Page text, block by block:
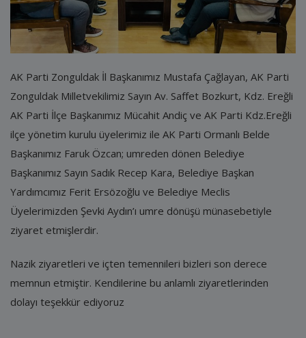
İletişim
Giriş
Kayıt
AK Parti Zonguldak İl Başkanımız Mustafa Çağlayan, AK Parti
Zonguldak Milletvekilimiz Sayın Av. Saffet Bozkurt, Kdz. Ereğli
AK Parti İlçe Başkanımız Mücahit Andiç ve AK Parti Kdz.Ereğli
ilçe yönetim kurulu üyelerimiz ile AK Parti Ormanlı Belde
Başkanımız Faruk Özcan; umreden dönen Belediye
Başkanımız Sayın Sadık Recep Kara, Belediye Başkan
Yardımcımız Ferit Ersözoğlu ve Belediye Meclis
Üyelerimizden Şevki Aydın’ı umre dönüşü münasebetiyle
ziyaret etmişlerdir.
Nazik ziyaretleri ve içten temennileri bizleri son derece
memnun etmiştir. Kendilerine bu anlamlı ziyaretlerinden
dolayı teşekkür ediyoruz